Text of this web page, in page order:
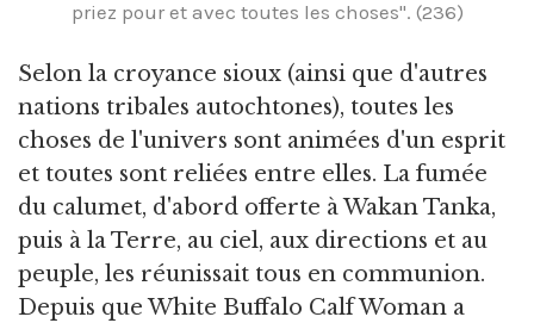
priez pour et avec toutes les choses". (236)
Selon la croyance sioux (ainsi que d'autres
nations tribales autochtones), toutes les
choses de l'univers sont animées d'un esprit
et toutes sont reliées entre elles. La fumée
du calumet, d'abord offerte à Wakan Tanka,
puis à la Terre, au ciel, aux directions et au
peuple, les réunissait tous en communion.
Depuis que White Buffalo Calf Woman a